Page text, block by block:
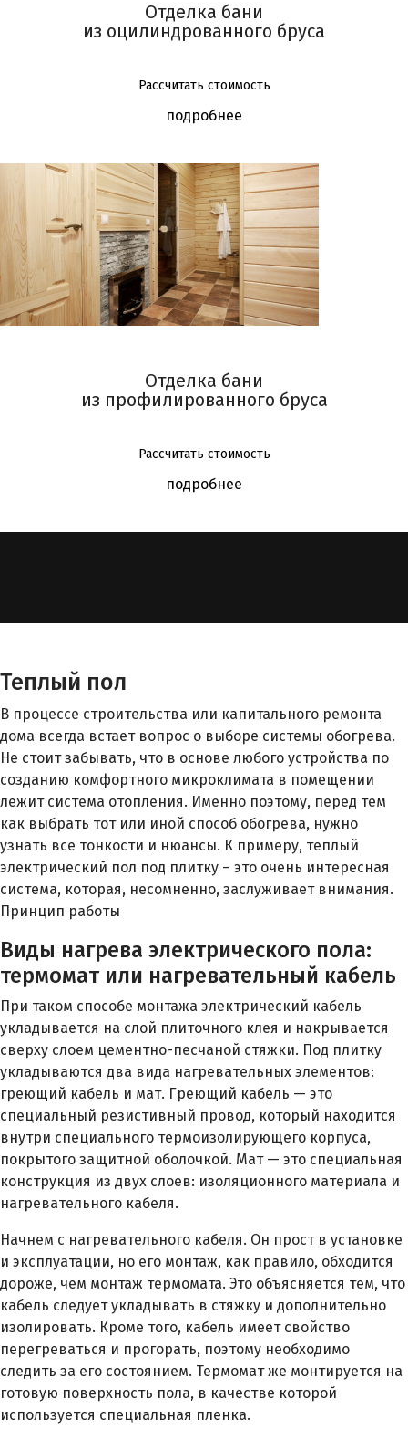
Отделка бани
из оцилиндрованного бруса
Рассчитать стоимость
подробнее
Отделка бани
из профилированного бруса
Рассчитать стоимость
подробнее
Теплый пол
В процессе строительства или капитального ремонта
дома всегда встает вопрос о выборе системы обогрева.
Не стоит забывать, что в основе любого устройства по
созданию комфортного микроклимата в помещении
лежит система отопления. Именно поэтому, перед тем
как выбрать тот или иной способ обогрева, нужно
узнать все тонкости и нюансы. К примеру, теплый
электрический пол под плитку – это очень интересная
система, которая, несомненно, заслуживает внимания.
Принцип работы
Виды нагрева электрического пола:
термомат или нагревательный кабель
При таком способе монтажа электрический кабель
укладывается на слой плиточного клея и накрывается
сверху слоем цементно-песчаной стяжки. Под плитку
укладываются два вида нагревательных элементов:
греющий кабель и мат. Греющий кабель — это
специальный резистивный провод, который находится
внутри специального термоизолирующего корпуса,
покрытого защитной оболочкой. Мат — это специальная
конструкция из двух слоев: изоляционного материала и
нагревательного кабеля.
Начнем с нагревательного кабеля. Он прост в установке
и эксплуатации, но его монтаж, как правило, обходится
дороже, чем монтаж термомата. Это объясняется тем, что
кабель следует укладывать в стяжку и дополнительно
изолировать. Кроме того, кабель имеет свойство
перегреваться и прогорать, поэтому необходимо
следить за его состоянием. Термомат же монтируется на
готовую поверхность пола, в качестве которой
используется специальная пленка.